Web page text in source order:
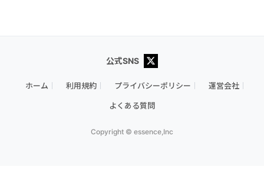
公式SNS
ホーム 利用規約 プライバシーポリシー 運営会社
よくある質問
Copyright © essence,Inc